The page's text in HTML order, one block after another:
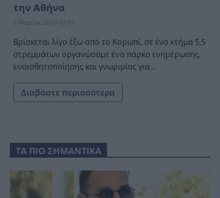
την Αθήνα
3 Μαρτίου 2017 02:19
Βρίσκεται λίγο έξω από το Κορωπί, σε ένα κτήμα 5,5
στρεμμάτων οργανώσαμε ένα πάρκο ενημέρωσης,
ευαισθητοποίησης και γνωριμίας για...
Διαβάστε περισσότερα
ΤΑ ΠΙΟ ΣΗΜΑΝΤΙΚΑ